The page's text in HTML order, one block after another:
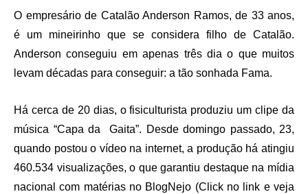
O empresário de Catalão Anderson Ramos, de 33 anos,
é um mineirinho que se considera filho de Catalão.
Anderson conseguiu em apenas três dia o que muitos
levam décadas para conseguir: a tão sonhada Fama.
Há cerca de 20 dias, o fisiculturista produziu um clipe da
música “Capa da Gaita”. Desde domingo passado, 23,
quando postou o vídeo na internet, a produção há atingiu
460.534 visualizações, o que garantiu destaque na mídia
nacional com matérias no BlogNejo (Click no link e veja